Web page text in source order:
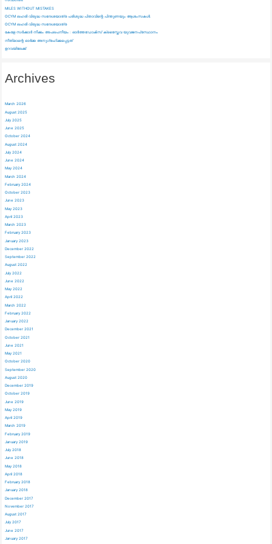
MILES WITHOUT MISTAKES
OCYM ലഹരി വിരുദ്ധ സന്ദേശയാത്ര പരിശുദ്ധ പിതാവിന്റെ പിന്തുണയും ആശംസകൾ.
OCYM ലഹരി വിരുദ്ധ സന്ദേശയാത്ര
കേരള സർക്കാർ നീക്കം അപലപനീയം : ഓർത്തഡോൿസ്‌ ക്രൈസ്തവ യുവജനപ്രസ്ഥാനം
നീതിമാന്റെ ഓർമ്മ അനുഗ്രഹിക്കപ്പെട്ടത്
ഉറവയിലേക്ക്
Archives
March 2026
August 2025
July 2025
June 2025
October 2024
August 2024
July 2024
June 2024
May 2024
March 2024
February 2024
October 2023
June 2023
May 2023
April 2023
March 2023
February 2023
January 2023
December 2022
September 2022
August 2022
July 2022
June 2022
May 2022
April 2022
March 2022
February 2022
January 2022
December 2021
October 2021
June 2021
May 2021
October 2020
September 2020
August 2020
December 2019
October 2019
June 2019
May 2019
April 2019
March 2019
February 2019
January 2019
July 2018
June 2018
May 2018
April 2018
February 2018
January 2018
December 2017
November 2017
August 2017
July 2017
June 2017
January 2017